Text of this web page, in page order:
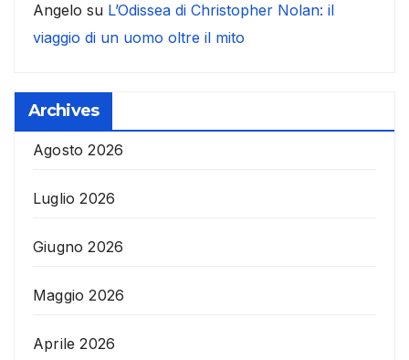
Angelo su L’Odissea di Christopher Nolan: il
viaggio di un uomo oltre il mito
Archives
Agosto 2026
Luglio 2026
Giugno 2026
Maggio 2026
Aprile 2026